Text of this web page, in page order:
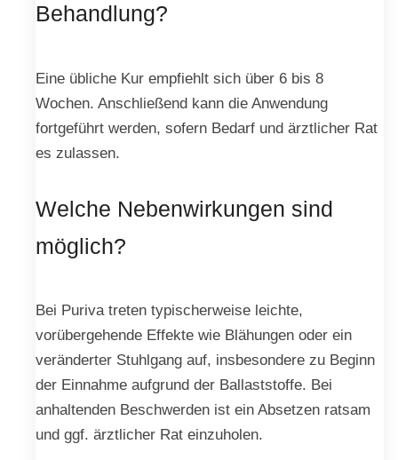
Behandlung?
Eine übliche Kur empfiehlt sich über 6 bis 8
Wochen. Anschließend kann die Anwendung
fortgeführt werden, sofern Bedarf und ärztlicher Rat
es zulassen.
Welche Nebenwirkungen sind
möglich?
Bei Puriva treten typischerweise leichte,
vorübergehende Effekte wie Blähungen oder ein
veränderter Stuhlgang auf, insbesondere zu Beginn
der Einnahme aufgrund der Ballaststoffe. Bei
anhaltenden Beschwerden ist ein Absetzen ratsam
und ggf. ärztlicher Rat einzuholen.